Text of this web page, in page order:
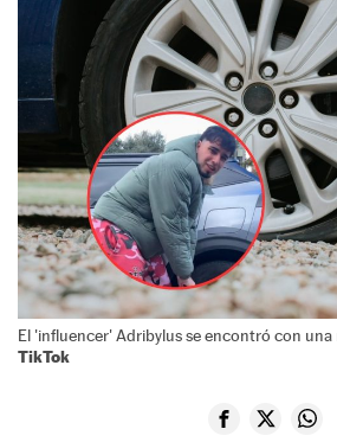
El 'influencer' Adribylus se encontró con una
TikTok